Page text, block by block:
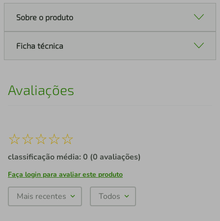
Sobre o produto
Ficha técnica
Avaliações
☆☆☆☆☆
classificação média: 0 (0 avaliações)
Faça login para avaliar este produto
Mais recentes Todos